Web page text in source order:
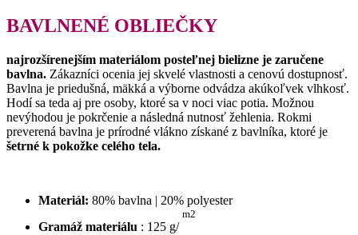
BAVLNENÉ OBLIEČKY
najrozšírenejším materiálom posteľnej bielizne je zaručene
bavlna. Zákazníci ocenia jej skvelé vlastnosti a cenovú dostupnosť.
Bavlna je priedušná, mäkká a výborne odvádza akúkoľvek vlhkosť.
Hodí sa teda aj pre osoby, ktoré sa v noci viac potia. Možnou
nevýhodou je pokrčenie a následná nutnosť žehlenia. Rokmi
preverená bavlna je prírodné vlákno získané z bavlníka, ktoré je
šetrné k pokožke celého tela.
Materiál: 80% bavlna | 20% polyester
Gramáž materiálu : 125 g/
m2